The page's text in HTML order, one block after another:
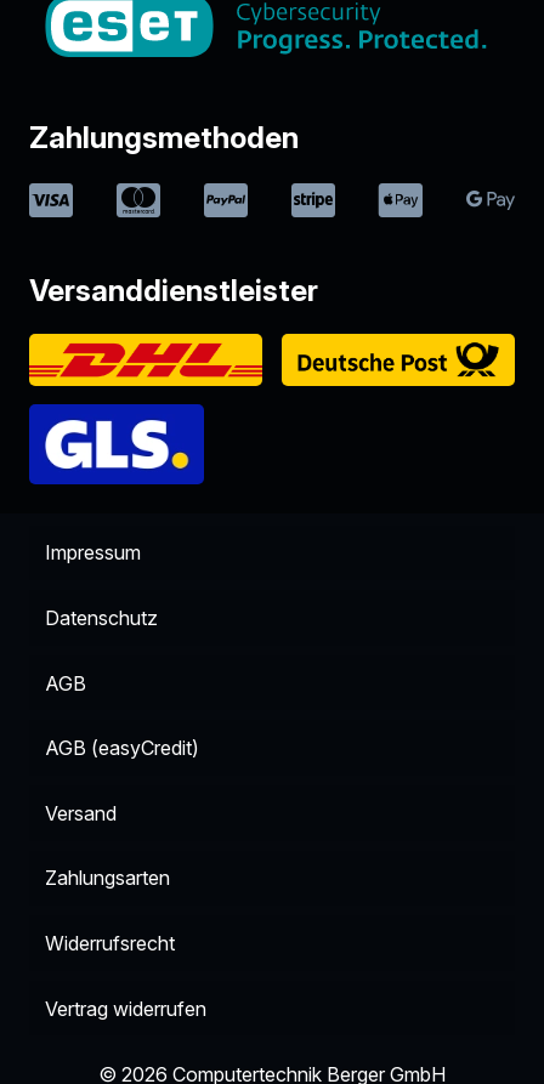
Zahlungsmethoden
Versanddienstleister
Impressum
Datenschutz
AGB
AGB (easyCredit)
Versand
Zahlungsarten
Widerrufsrecht
Vertrag widerrufen
© 2026 Computertechnik Berger GmbH